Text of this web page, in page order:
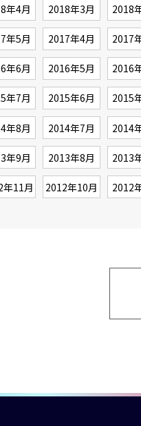
年4月 2018年3月 2018
年5月 2017年4月 2017
年6月 2016年5月 2016
年7月 2015年6月 2015
年8月 2014年7月 2014
年9月 2013年8月 2013
年11月 2012年10月 2012